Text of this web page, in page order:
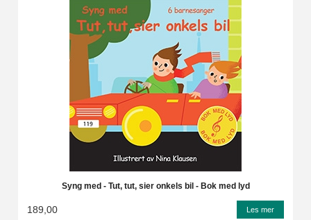
Syng med - Tut, tut, sier onkels bil - Bok med lyd
189,00 Les mer